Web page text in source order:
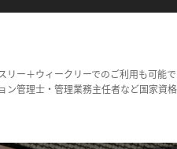
ー＋ウィークリーでのご利用も可能
管理士・管理業務主任者など国家